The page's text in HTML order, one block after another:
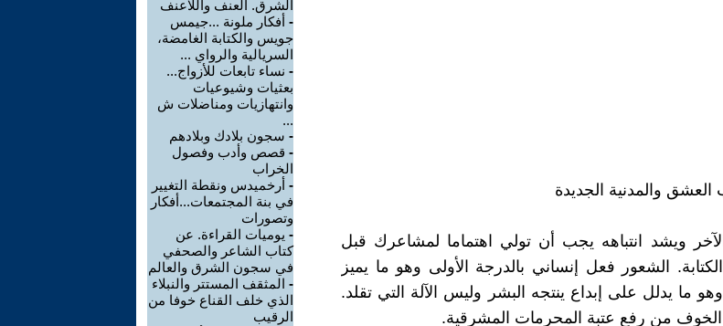
والمدنية الجديدة
ويشد انتباهه يجب أن تولي اهتماما لمشاعرك قبل
الكتابة. الشعور فعل إنساني بالدرجة الأولى وهو ما يميز
ما يدلل على إبداع ينتجه البشر وليس الآلة التي تقلد.
من رفع عتبة المحرمات المشرقية.
الشرق. العنف واللاعنف
- أفكار ملونة ...جيمس
جويس والكتابة الغامضة،
السريالية والرواي ...
- نساء تابعات للأزواج...
بعثيات وشيوعيات
وانتهازيات ومناضلات ش
...
- سجون بلادك وبلادهم
- قصص وأدب وفصول
الخراب
- أرخميدس ونقطة التغيير
في بنة المجتمعات...أفكار
وتصورات
- يوميات القراءة. عن
كتاب الشاعر والصحفي
في سجون الشرق والعالم
- المثقف المستتر والنبلاء
الذي خلف القناع خوفا من
الرقيب